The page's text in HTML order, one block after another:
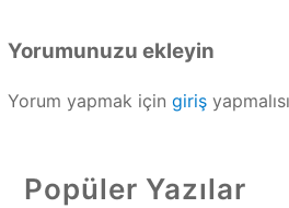
Yorumunuzu ekleyin
Yorum yapmak için giriş
Popüler Yazılar